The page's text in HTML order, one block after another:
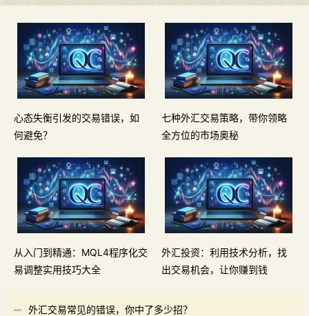
心态失衡引发的交易错误，如
何避免？
七种外汇交易策略，带你领略
全方位的市场奥秘
从入门到精通：MQL4程序化交
易调整实用技巧大全
外汇投资：利用技术分析，找
出交易机会，让你赚到钱
外汇交易常见的错误，你中了多少招？